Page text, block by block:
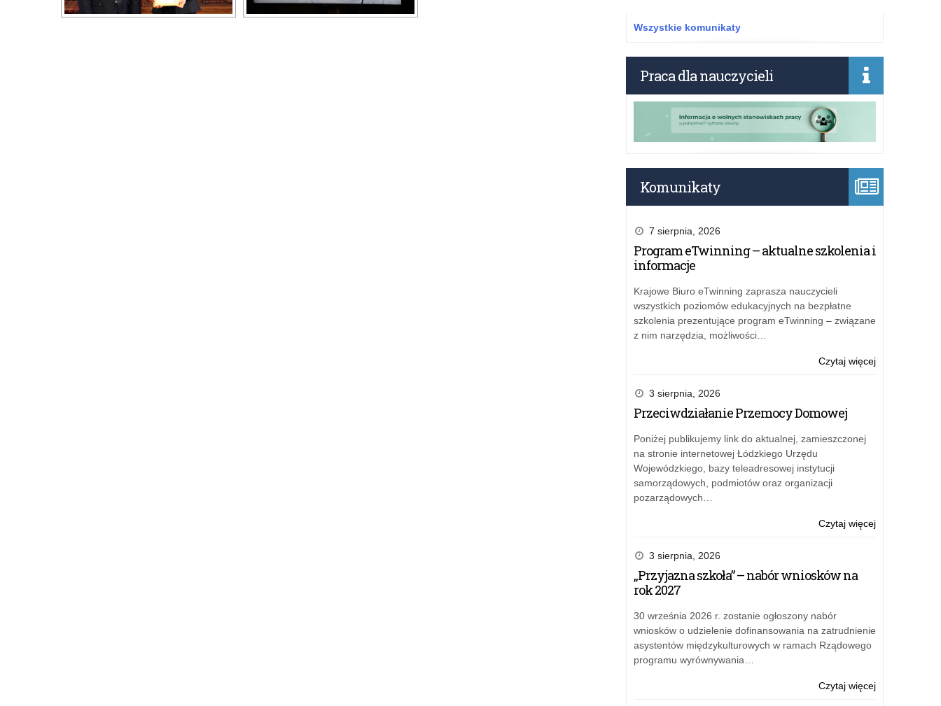
Wszystkie komunikaty
Praca dla nauczycieli
Komunikaty
7 sierpnia, 2026
Program eTwinning – aktualne szkolenia i
informacje
Krajowe Biuro eTwinning zaprasza nauczycieli
wszystkich poziomów edukacyjnych na bezpłatne
szkolenia prezentujące program eTwinning – związane
z nim narzędzia, możliwości…
Czytaj więcejo:
3 sierpnia, 2026
Przeciwdziałanie Przemocy Domowej
Poniżej publikujemy link do aktualnej, zamieszczonej
na stronie internetowej Łódzkiego Urzędu
Wojewódzkiego, bazy teleadresowej instytucji
samorządowych, podmiotów oraz organizacji
pozarządowych…
Czytaj więcejo:
3 sierpnia, 2026
„Przyjazna szkoła” – nabór wniosków na
rok 2027
30 września 2026 r. zostanie ogłoszony nabór
wniosków o udzielenie dofinansowania na zatrudnienie
asystentów międzykulturowych w ramach Rządowego
programu wyrównywania…
Czytaj więcejo: